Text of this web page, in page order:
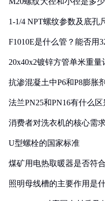
1-1/4 NPT螺纹参数及底孔
F1010E是什么管？能否用
20x40x2镀锌方管单米重
抗渗混凝土中P6和P8膨胀
法兰PN25和PN16有什么区
消费者对洗衣机的核心需
U型螺栓的国家标准
煤矿用电热取暖器是否符
照明母线槽的主要作用是